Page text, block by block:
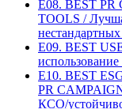
E08. BEST
TOOLS /
E09. BEST
E10. BEST
PR
КСО/